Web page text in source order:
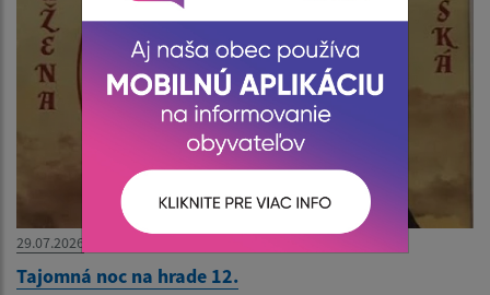
29.07.2026
Tajomná noc na hrade 12.